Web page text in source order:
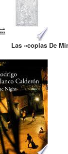
Las «coplas De